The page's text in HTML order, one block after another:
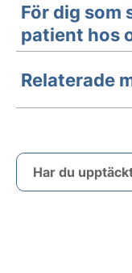
För dig som
patient hos
Relaterade
Har du